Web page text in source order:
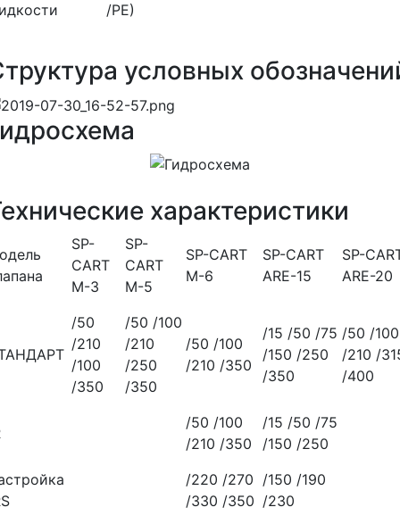
/РЕ)
условных
характеристики
SP-
CART
M-3
SP-
CART
M-5
SP-CART
M-6
SP-CART
ARE-15
SP-
ARE-20
/50
/210
/100
/350
/50 /100
/210
/250
/350
/50 /100
/210 /350
/15 /50 /75
/150 /250
/350
/50 /100
/210 /
/400
/50 /100
/210 /350
/15 /50 /75
/150 /250
/220 /270
/330 /350
/150 /190
/230